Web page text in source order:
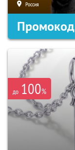
Россия
Промокод
до 100%